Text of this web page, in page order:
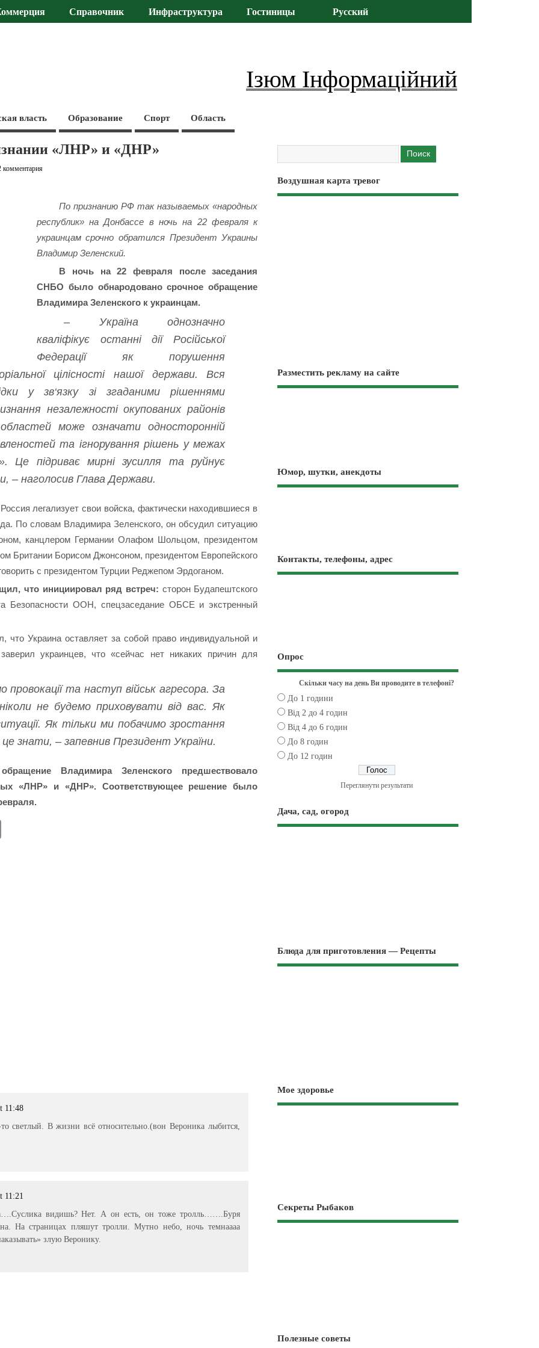
Справочник Инфраструктура Гостиницы Русский
Ізюм Інформаційний
власть Образование Спорт Область
«ЛНР» и «ДНР»
комментария
По признанию РФ так называемых «народных
республик» на Донбассе в ночь на 22 февраля к
украинцам срочно обратился Президент Украины
Владимир Зеленский.
В ночь на 22 февраля после заседания
СНБО было обнародовано срочное обращение
Владимира Зеленского к украинцам.
– Україна однозначно
кваліфікує останні дії Російської
Федерації як порушення
цілісності нашої держави. Вся
у зв‘язку зі згаданими рішеннями
незалежності окупованих районів
може означати односторонній
та ігнорування рішень у межах
Це підриває мирні зусилля та руйнує
– наголосив Глава Держави.
легализует свои войска, фактически находившиеся в
По словам Владимира Зеленского, он обсудил ситуацию
канцлером Германии Олафом Шольцом, президентом
Борисом Джонсоном, президентом Европейского
с президентом Турции Реджепом Эрдоганом.
что инициировал ряд встреч: сторон Будапештского
Безопасности ООН, спецзаседание ОБСЕ и экстренный
что Украина оставляет за собой право индивидуальной и
украинцев, что «сейчас нет никаких причин для
провокації та наступ військ агресора. За
не будемо приховувати від вас. Як
Як тільки ми побачимо зростання
знати, – запевнив Президент України.
Владимира Зеленского предшествовало
«ЛНР» и «ДНР». Соответствующее решение было
11:48
светлый. В жизни всё относительно.(вон Вероника лыбится,
11:21
видишь? Нет. А он есть, он тоже тролль…….Буря
На страницах пляшут тролли. Мутно небо, ночь темнаааа
злую Веронику.
Воздушная карта тревог
Разместить рекламу на сайте
Юмор, шутки, анекдоты
Контакты, телефоны, адрес
Опрос
Скільки часу на день Ви проводите в телефоні?
До 1 години
Від 2 до 4 годин
Від 4 до 6 годин
До 8 годин
До 12 годин
Переглянути результати
Дача, сад, огород
Блюда для приготовления — Рецепты
Мое здоровье
Секреты Рыбаков
Полезные советы